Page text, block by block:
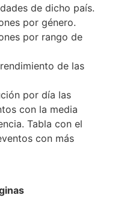
de dicho país.
por género.
por rango de
de las
por día las
con la media
Tabla con el
con más